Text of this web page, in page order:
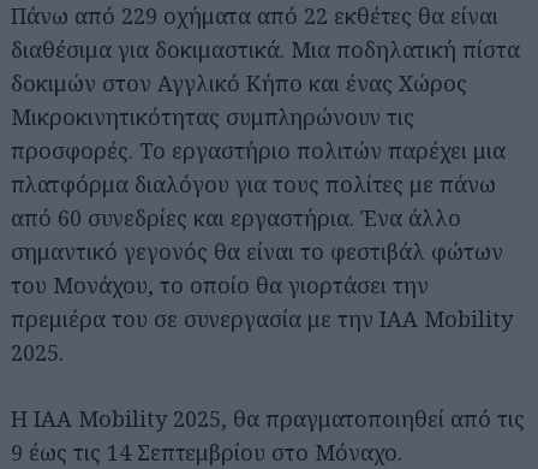
Πάνω από 229 οχήματα από 22 εκθέτες θα είναι
διαθέσιμα για δοκιμαστικά. Μια ποδηλατική πίστα
δοκιμών στον Αγγλικό Κήπο και ένας Χώρος
Μικροκινητικότητας συμπληρώνουν τις
προσφορές. Το εργαστήριο πολιτών παρέχει μια
πλατφόρμα διαλόγου για τους πολίτες με πάνω
από 60 συνεδρίες και εργαστήρια. Ένα άλλο
σημαντικό γεγονός θα είναι το φεστιβάλ φώτων
του Μονάχου, το οποίο θα γιορτάσει την
πρεμιέρα του σε συνεργασία με την IAA Mobility
2025.
Η IAA Mobility 2025, θα πραγματοποιηθεί από τις
9 έως τις 14 Σεπτεμβρίου στο Μόναχο.